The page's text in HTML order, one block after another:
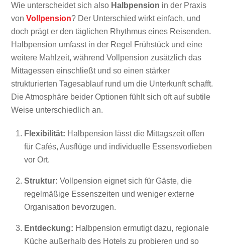
Wie unterscheidet sich also Halbpension in der Praxis
vonVollpension? Der Unterschied wirkt einfach, und
doch prägt er den täglichen Rhythmus eines Reisenden.
Halbpension umfasst in der Regel Frühstück und eine
weitere Mahlzeit, während Vollpension zusätzlich das
Mittagessen einschließt und so einen stärker
strukturierten Tagesablauf rund um die Unterkunft schafft.
Die Atmosphäre beider Optionen fühlt sich oft auf subtile
Weise unterschiedlich an.
Flexibilität: Halbpension lässt die Mittagszeit offen
für Cafés, Ausflüge und individuelle Essensvorlieben
vor Ort.
Struktur: Vollpension eignet sich für Gäste, die
regelmäßige Essenszeiten und weniger externe
Organisation bevorzugen.
Entdeckung: Halbpension ermutigt dazu, regionale
Küche außerhalb des Hotels zu probieren und so